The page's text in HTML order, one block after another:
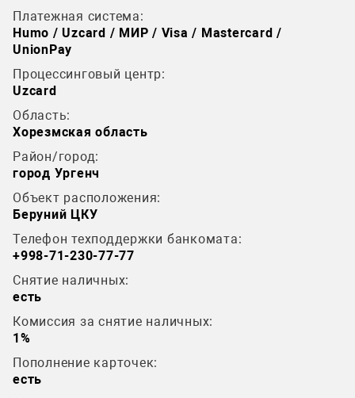
Платежная система:
Humo / Uzcard / МИР / Visa / Mastercard /
UnionPay
Процессинговый центр:
Uzcard
Область:
Хорезмская область
Район/город:
город Ургенч
Объект расположения:
Беруний ЦКУ
Телефон техподдержки банкомата:
+998-71-230-77-77
Снятие наличных:
есть
Комиссия за снятие наличных:
1%
Пополнение карточек:
есть